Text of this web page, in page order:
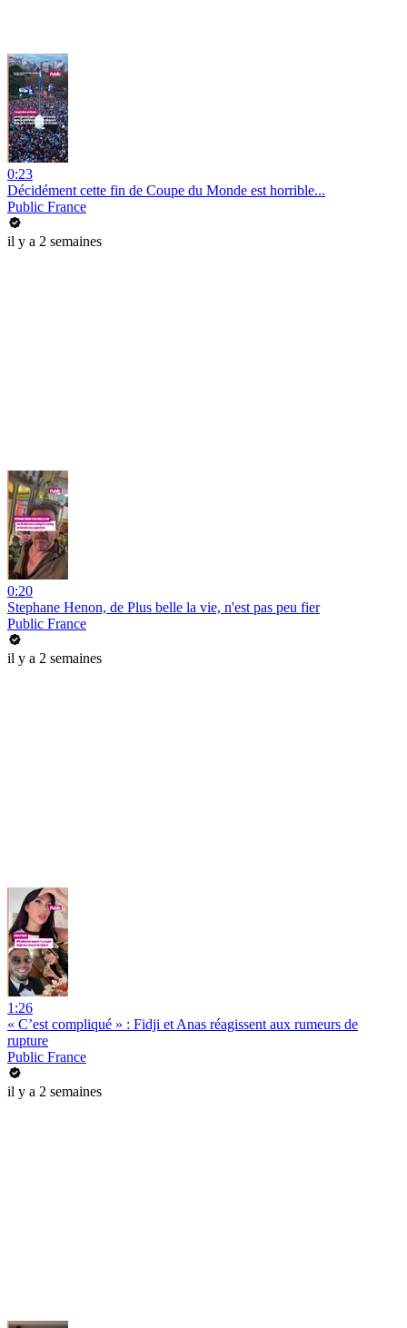
0:23
Décidément cette fin de Coupe du Monde est horrible...
Public France
il y a 2 semaines
0:20
Stephane Henon, de Plus belle la vie, n'est pas peu fier
Public France
il y a 2 semaines
1:26
« C’est compliqué » : Fidji et Anas réagissent aux rumeurs de
rupture
Public France
il y a 2 semaines